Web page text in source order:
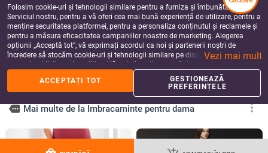
100 kg grăsime mm
talie înaltă control
abdomen pantaloni
corset de mărime
mare pentru ridicarea
modelator postpartum
chiloți modelatori
Lei
Colanți de yoga pentru
femei, talie joasă, uni,
Milk Silk poliester,
elasticitate mare
96.08 Lei
Șorturi sport casual
pentru femei, Milk Silk
tricot, elasticitate
mare, croială slim, 80–
90% poliester
154.19Lei
lungime
croială
136.30Lei
more Mai multe de la Imbracaminte pentru dama more_vert
Folosim cookie-uri și tehnologii similare pentru a furniza și îmbunătăți
Serviciul nostru, pentru a vă oferi cea mai bună experiență de utilizare, pentru a
menține securitatea platformei, pentru a personaliza conținutul și reclamele și
pentru a măsura eficacitatea campaniilor noastre de marketing. Alegerea
opțiunii „Acceptă tot”, vă exprimați acordul ca noi și partenerii noștri de
încredere să stocăm cookie-uri și tehnologii similare pe dispozitivul dvs. în
scopuri publicitare și analitice. Vă puteți gestiona preferințele în orice moment
făcând clic pe „Gestionează preferințele”. Pentru mai multe informații, vă
rugăm să consultațiPolitica noastră de confidențialitate.
Vezi mai mult
ACCEPTAȚI TOT
GESTIONEAZĂ
PREFERINȚELE